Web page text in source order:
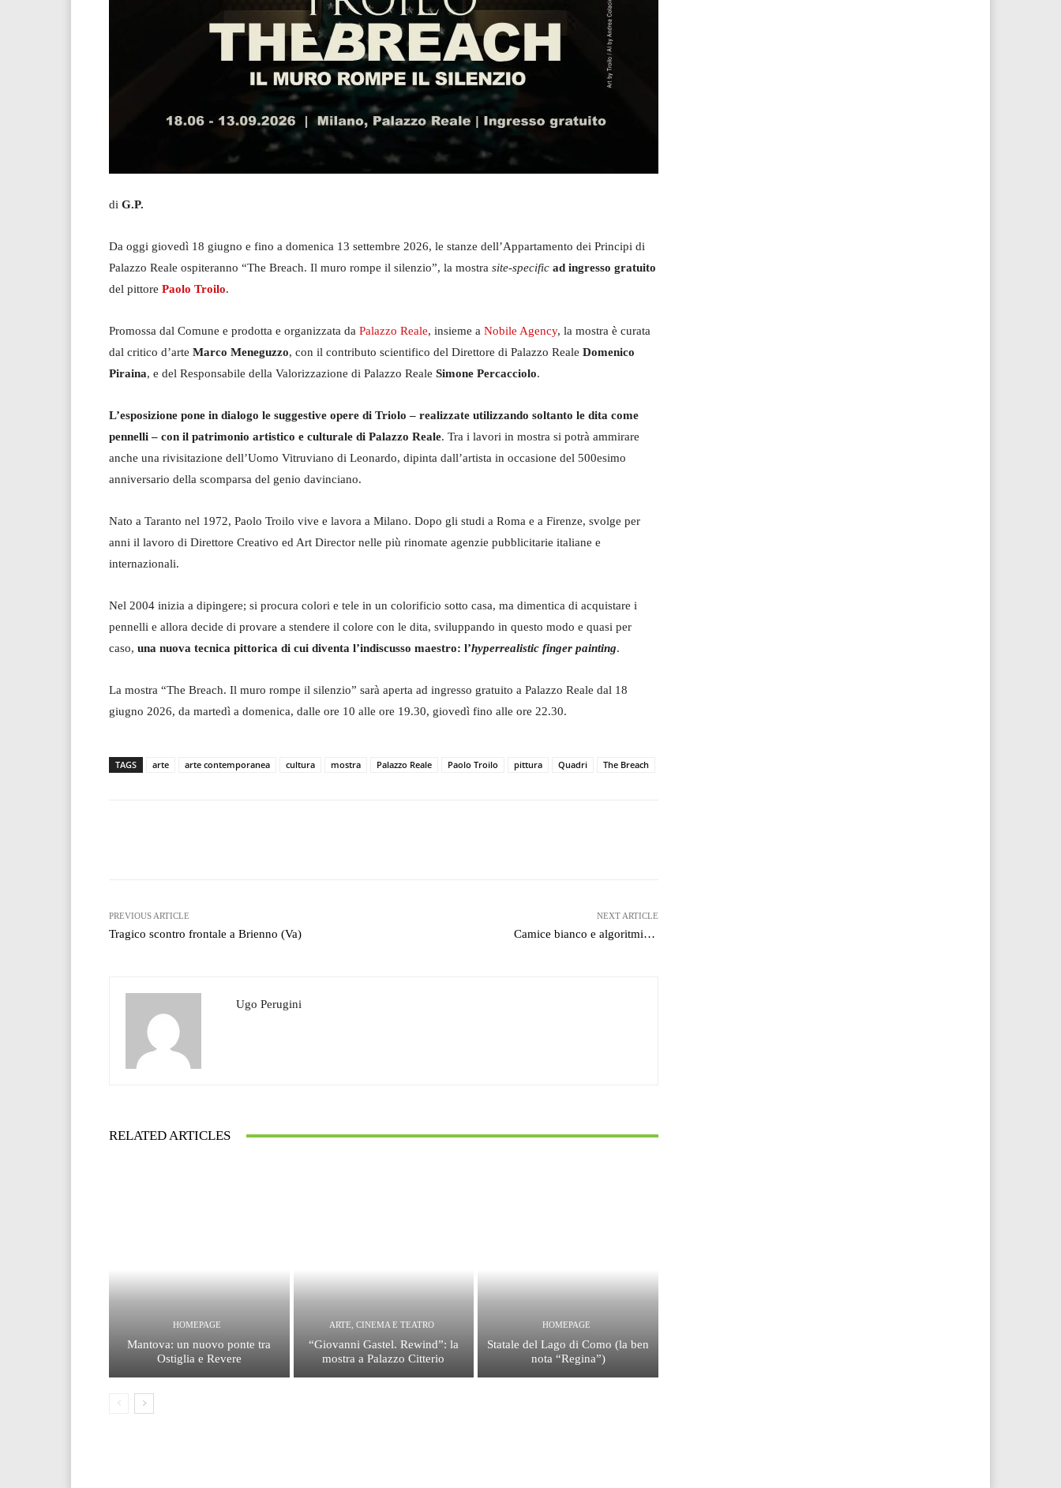
di G.P.
Da oggi giovedì 18 giugno e fino a domenica 13 settembre 2026, le stanze dell’Appartamento dei Principi di
Palazzo Reale ospiteranno “The Breach. Il muro rompe il silenzio”, la mostra site-specific ad ingresso gratuito
del pittore Paolo Troilo.
Promossa dal Comune e prodotta e organizzata da Palazzo Reale, insieme a Nobile Agency, la mostra è curata
dal critico d’arte Marco Meneguzzo, con il contributo scientifico del Direttore di Palazzo Reale Domenico
Piraina, e del Responsabile della Valorizzazione di Palazzo Reale Simone Percacciolo.
L’esposizione pone in dialogo le suggestive opere di Triolo – realizzate utilizzando soltanto le dita come
pennelli – con il patrimonio artistico e culturale di Palazzo Reale. Tra i lavori in mostra si potrà ammirare
anche una rivisitazione dell’Uomo Vitruviano di Leonardo, dipinta dall’artista in occasione del 500esimo
anniversario della scomparsa del genio davinciano.
Nato a Taranto nel 1972, Paolo Troilo vive e lavora a Milano. Dopo gli studi a Roma e a Firenze, svolge per
anni il lavoro di Direttore Creativo ed Art Director nelle più rinomate agenzie pubblicitarie italiane e
internazionali.
Nel 2004 inizia a dipingere; si procura colori e tele in un colorificio sotto casa, ma dimentica di acquistare i
pennelli e allora decide di provare a stendere il colore con le dita, sviluppando in questo modo e quasi per
caso, una nuova tecnica pittorica di cui diventa l’indiscusso maestro: l’hyperrealistic finger painting.
La mostra “The Breach. Il muro rompe il silenzio” sarà aperta ad ingresso gratuito a Palazzo Reale dal 18
giugno 2026, da martedì a domenica, dalle ore 10 alle ore 19.30, giovedì fino alle ore 22.30.
TAGS arte arte contemporanea cultura mostra Palazzo Reale Paolo Troilo pittura Quadri The Breach
PREVIOUS ARTICLE
Tragico scontro frontale a Brienno (Va)
NEXT ARTICLE
Camice bianco e algoritmi…
Ugo Perugini
RELATED ARTICLES
HOMEPAGE
Mantova: un nuovo ponte tra
Ostiglia e Revere
ARTE, CINEMA E TEATRO
“Giovanni Gastel. Rewind”: la
mostra a Palazzo Citterio
HOMEPAGE
Statale del Lago di Como (la ben
nota “Regina”)